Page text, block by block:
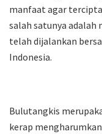
manfaat agar
salah satunya adalah
telah dijalankan
Indonesia.
Bulutangkis
kerap